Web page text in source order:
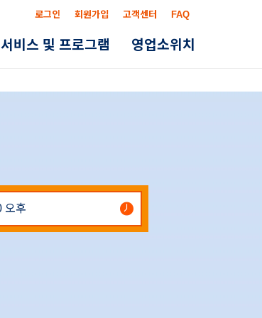
로그인 회원가입 고객센터 FAQ
서비스 및 프로그램 영업소위치